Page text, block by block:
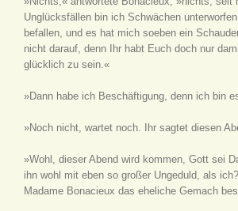
Unglücksfällen bin ich Schwächen
befallen, und es hat mich soeben ein
nicht darauf, denn Ihr habt Euch doch nur
glücklich zu sein.«
»Dann habe ich Beschäftigung, denn ich bin
»Noch nicht, wartet noch. Ihr sagtet diesen
»Wohl, dieser Abend wird kommen, Gott sei
ihn wohl mit eben so großer Ungeduld, als
Madame Bonacieux das eheliche Gemach